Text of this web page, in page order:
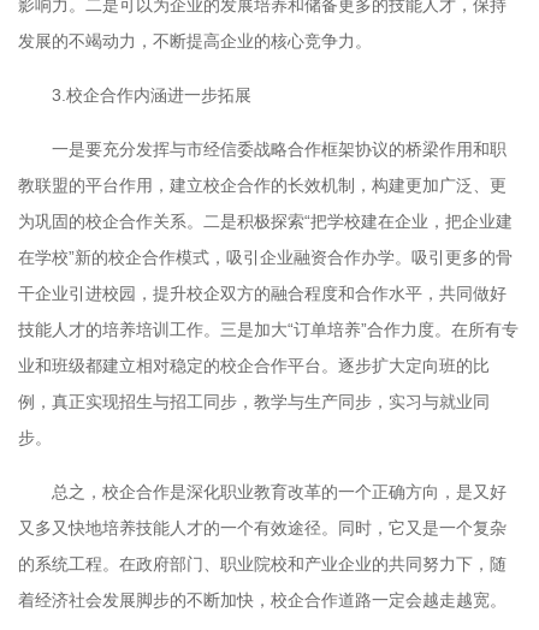
影响力。二是可以为企业的发展培养和储备更多的技能人才，保持
发展的不竭动力，不断提高企业的核心竞争力。
3. 校企合作内涵进一步拓展
一是要充分发挥与市经信委战略合作框架协议的桥梁作用和职
教联盟的平台作用，建立校企合作的长效机制，构建更加广泛、更
为巩固的校企合作关系。二是积极探索“把学校建在企业，把企业建
在学校”新的校企合作模式，吸引企业融资合作办学。吸引更多的骨
干企业引进校园，提升校企双方的融合程度和合作水平，共同做好
技能人才的培养培训工作。三是加大“订单培养”合作力度。在所有专
业和班级都建立相对稳定的校企合作平台。逐步扩大定向班的比
例，真正实现招生与招工同步，教学与生产同步，实习与就业同
步。
总之，校企合作是深化职业教育改革的一个正确方向，是又好
又多又快地培养技能人才的一个有效途径。同时，它又是一个复杂
的系统工程。在政府部门、职业院校和产业企业的共同努力下，随
着经济社会发展脚步的不断加快，校企合作道路一定会越走越宽。